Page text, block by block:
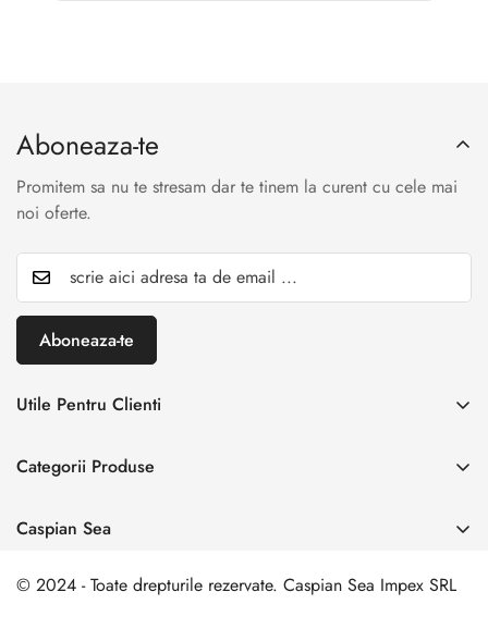
Aboneaza-te
Promitem sa nu te stresam dar te tinem la curent cu cele mai
noi oferte.
Aboneaza-te
Utile Pentru Clienti
Creaza cont
Autentificare cont
Contact
Categorii Produse
Incaltaminte Dama
Incaltaminte Barbati
Caspian Sea
© 2024 - Toate drepturile rezervate. Caspian Sea Impex SRL